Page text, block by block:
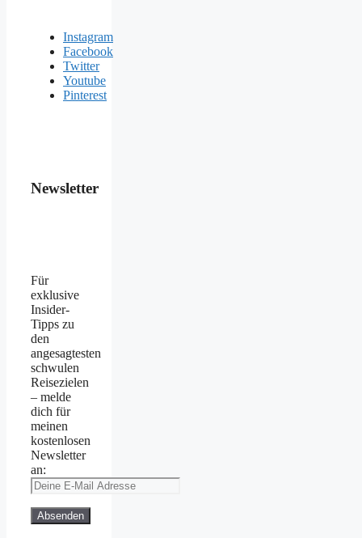
Instagram
Facebook
Twitter
Youtube
Pinterest
Newsletter
Für
exklusive
Insider-
Tipps zu
den
angesagtesten
schwulen
Reisezielen
– melde
dich für
meinen
kostenlosen
Newsletter
an: